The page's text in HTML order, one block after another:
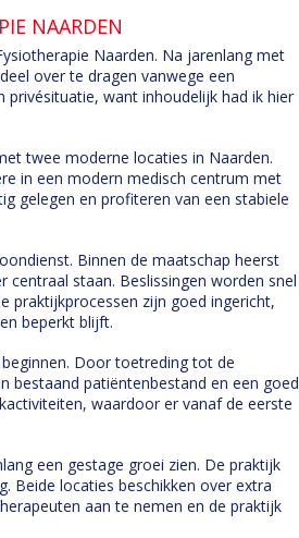
NAARDEN
Naarden. Na jarenlang met
over te dragen vanwege een
privésituatie, want inhoudelijk had ik hier
twee moderne locaties in Naarden.
in een modern medisch centrum met
gelegen en profiteren van een stabiele
Binnen de maatschap heerst
staan. Beslissingen worden snel
praktijkprocessen zijn goed ingericht,
beperkt blijft.
Door toetreding tot de
bestaand patiëntenbestand en een goed
waardoor er vanaf de eerste
een gestage groei zien. De praktijk
Beide locaties beschikken over extra
aan te nemen en de praktijk